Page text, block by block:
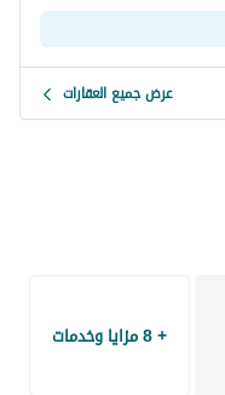
عرض جميع العقارات
+ 8 مزايا وخدمات